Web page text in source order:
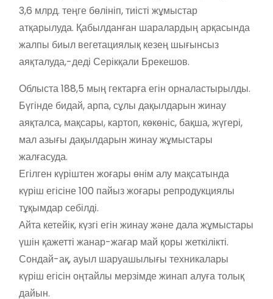
3,6 млрд. теңге бөлініп, тиісті жұмыстар
атқарылуда. Қабылданған шаралардың арқасында
жалпы биыл вегетациялық кезең шығынсыз
аяқталуда,-деді Серікқали Брекешов.
Облыста 188,5 мың гектарға егін орналастырылды.
Бүгінде бидай, арпа, сұлы дақылдарын жинау
аяқталса, мақсары, картоп, көкөніс, бақша, жүгері,
мал азығы дақылдарын жинау жұмыстары
жалғасуда.
Егілген күріштен жоғары өнім алу мақсатында
күріш егісіне 100 пайыз жоғары репродукциялы
тұқымдар себілді.
Айта кетейік, күзгі егін жинау және дала жұмыстары
үшін қажетті жанар-жағар май қоры жеткілікті.
Сондай-ақ, ауыл шаруашылығы техникалары
күріш егісін оңтайлы мерзімде жинап алуға толық
дайын.